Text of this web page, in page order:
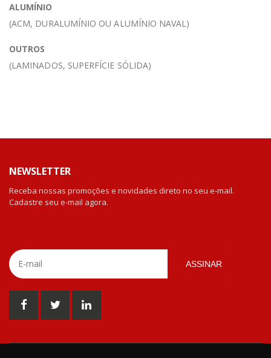
ALUMÍNIO
(ACM, DURALUMÍNIO OU ALUMÍNIO NAVAL)
OUTROS
(LAMINADOS, SUPERFÍCIE SÓLIDA)
NEWSLETTER
Receba nossas promoções e novidades direto no seu e-mail.
Cadastre seu e-mail agora.
ASSINAR